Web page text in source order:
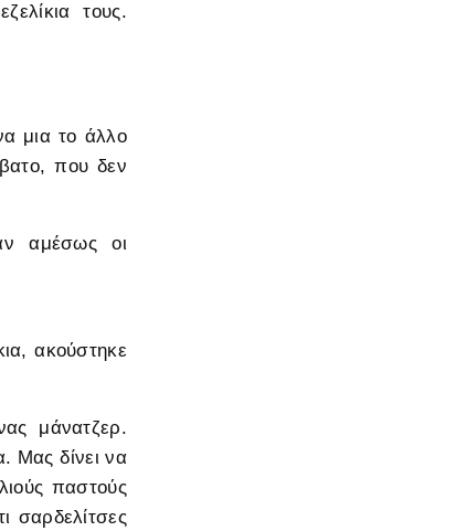
τους.
μια το άλλο
που δεν
αμέσως οι
ακούστηκε
μάνατζερ.
Μας δίνει να
παστούς
σαρδελίτσες